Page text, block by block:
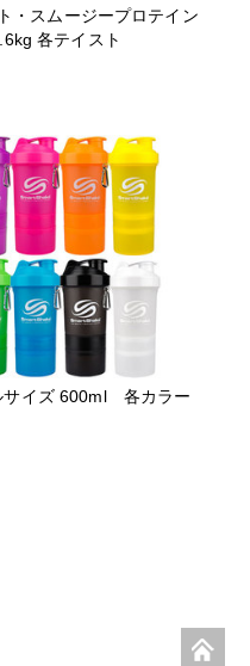
・スムージープロテイン
各テイスト
サイズ 600ml 各カラー